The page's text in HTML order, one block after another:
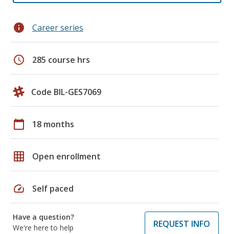
info Career series
schedule 285 course hrs
Code BIL-GES7069
calendar_today 18 months
grid_on Open enrollment
speed Self paced
Have a question?
We're here to help
REQUEST INFO